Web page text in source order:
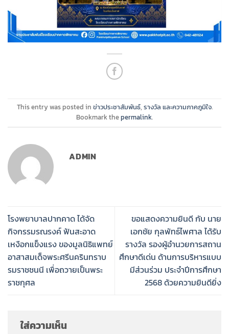
This entry was posted in ข่าวประชาสัมพันธ์, รางวัล และความภาคภูมิใจ.
Bookmark thepermalink.
ADMIN
โรงพยาบาลปากคาด ได้จัด
กิจกรรมรณรงค์ ฟันสะอาด
เหงือกแข็งแรง ของมูลนิธิแพทย์
อาสาสมเด็จพระศรีนครินทราบ
รมราชชนนี เพื่อถวายเป็นพระ
ราชกุศล
ขอแสดงความยินดี กับ นาย
เอกชัย กุลพัทธ์ไพศาล ได้รับ
รางวัล รองผู้อำนวยการสถาน
ศึกษาดีเด่น ด้านการบริหารแบบ
มีส่วนร่วม ประจำปีการศึกษา
2568 ด้วยความยินดียิ่ง
ใส่ความเห็น